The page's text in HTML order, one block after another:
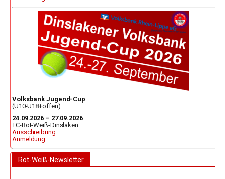
Volksbank Jugend-Cup
(U10-U18+offen)
24.09.2026 – 27.09.2026
TC-Rot-Weiß-Dinslaken
Ausschreibung
Anmeldung
Rot-Weiß-Newsletter